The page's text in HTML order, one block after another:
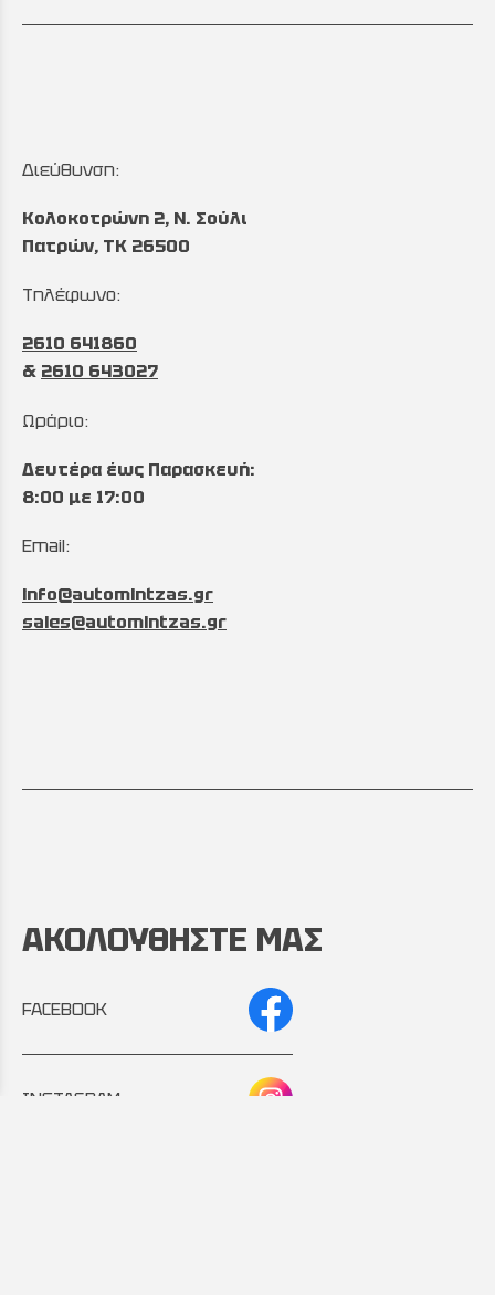
Διεύθυνση:
Κολοκοτρώνη 2, Ν. Σούλι
Πατρών, TK 26500
Τηλέφωνο:
2610 641860
& 2610 643027
Ωράριο:
Δευτέρα έως Παρασκευή:
8:00 με 17:00
Email:
info@automintzas.gr
sales@automintzas.gr
ΑΚΟΛΟΥΘΗΣΤΕ ΜΑΣ
FACEBOOK
INSTAGRAM